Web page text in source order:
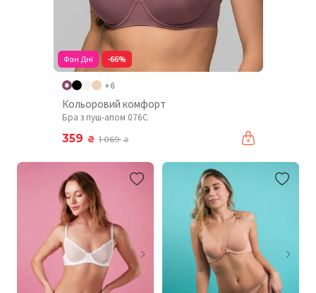
Фан Дні -66%
+6
Кольоровий комфорт
Бра з пуш-апом 076C
359 ₴ 1 069₴